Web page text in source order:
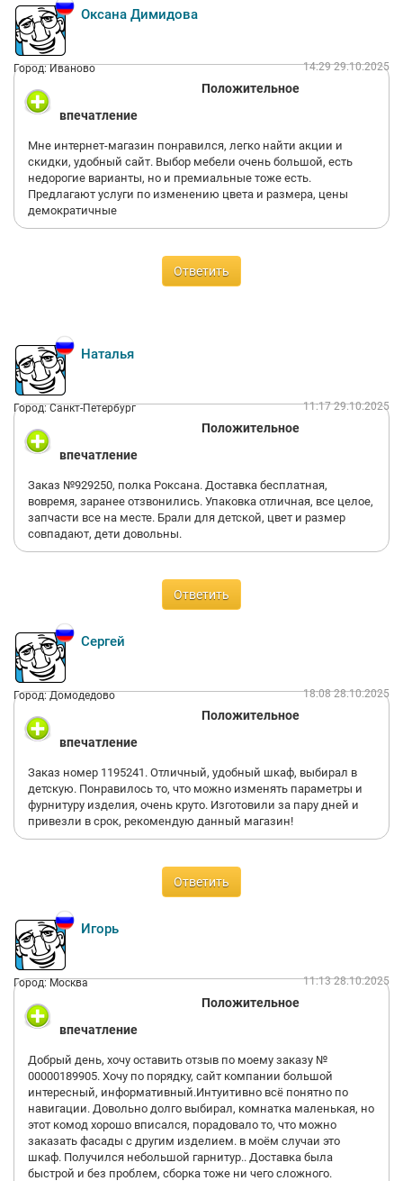
вместительная.
Срок изготовления 1 день. Оплата наличными по факту
получения или картой на сайте Доставка на следующий день
бесплатная до подъезда. Упаковка отличная.
Сборка дня через 2-3. Стоимость сборки 10% от стоимости
заказа. У меня Дуб Крафт Белый, поэтому цена сборки
немного больше получилась, чем стандартные панели.
Сборку осуществляет фирма-партнер. Заранее сбросила эскиз
сборщику мебели. В назначенный день собрал часа за 1,5-2.
Битых углов не было, положили 2 вида крепежа: внутренний и
внешний (на выбор, кому как удобней).
Если есть фантазия, прагматичность и умение делать точные
замеры, то смело заказывайте здесь мебель. Хорошая
альтернатива встроенной мебели по значительно меньшей
Оксана Димидова
Город: Иваново 14:29 29.10.2025
Положительное
впечатление
Мне интернет-магазин понравился, легко найти акции и
скидки, удобный сайт. Выбор мебели очень большой, есть
недорогие варианты, но и премиальные тоже есть.
Предлагают услуги по изменению цвета и размера, цены
демократичные
Ответить
Наталья
Город: Санкт-Петербург 11:17 29.10.2025
Положительное
впечатление
Заказ №929250, полка Роксана. Доставка бесплатная,
вовремя, заранее отзвонились. Упаковка отличная, все целое,
запчасти все на месте. Брали для детской, цвет и размер
совпадают, дети довольны.
Ответить
Сергей
Город: Домодедово 18:08 28.10.2025
Положительное
впечатление
Заказ номер 1195241. Отличный, удобный шкаф, выбирал в
детскую. Понравилось то, что можно изменять параметры и
фурнитуру изделия, очень круто. Изготовили за пару дней и
привезли в срок, рекомендую данный магазин!
Ответить
Игорь
Город: Москва 11:13 28.10.2025
Положительное
впечатление
Добрый день, хочу оставить отзыв по моему заказу №
00000189905. Хочу по порядку, сайт компании большой
интересный, информативный.Интуитивно всё понятно по
навигации. Довольно долго выбирал, комнатка маленькая, но
этот комод хорошо вписался, порадовало то, что можно
заказать фасады с другим изделием. в моём случаи это
шкаф. Получился небольшой гарнитур.. Доставка была
быстрой и без проблем, сборка тоже ни чего сложного.